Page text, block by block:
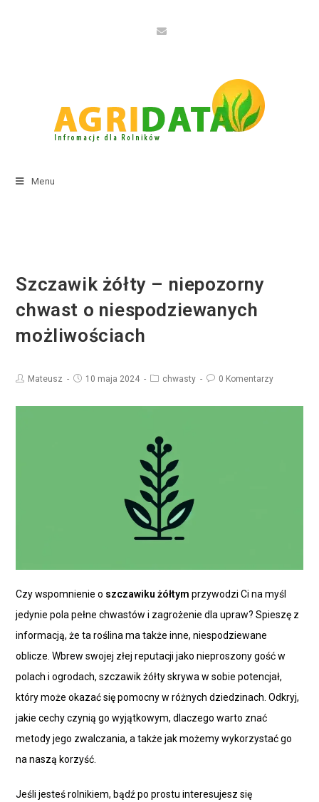
Menu
Szczawik żółty – niepozorny
chwast o niespodziewanych
możliwościach
Mateusz 10 maja 2024 chwasty 0 Komentarzy
Czy wspomnienie o szczawiku żółtym przywodzi Ci na myśl
jedynie pola pełne chwastów i zagrożenie dla upraw? Spieszę z
informacją, że ta roślina ma także inne, niespodziewane
oblicze. Wbrew swojej złej reputacji jako nieproszony gość w
polach i ogrodach, szczawik żółty skrywa w sobie potencjał,
który może okazać się pomocny w różnych dziedzinach. Odkryj,
jakie cechy czynią go wyjątkowym, dlaczego warto znać
metody jego zwalczania, a także jak możemy wykorzystać go
na naszą korzyść.
Jeśli jesteś rolnikiem, bądź po prostu interesujesz się